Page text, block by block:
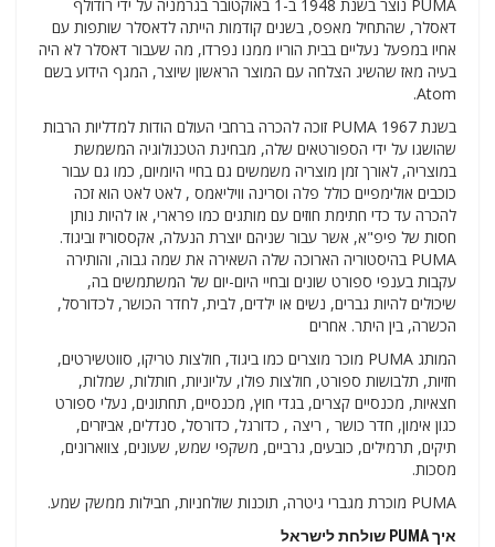
PUMA נוצר בשנת 1948 ב-1 באוקטובר בגרמניה על ידי רודולף
דאסלר, שהתחיל מאפס, בשנים קודמות הייתה לדאסלר שותפות עם
אחיו במפעל נעליים בבית הוריו ממנו נפרדו, מה שעבור דאסלר לא היה
בעיה מאז שהשיג הצלחה עם המוצר הראשון שיוצר, המגף הידוע בשם
Atom.
בשנת 1967 PUMA זוכה להכרה ברחבי העולם הודות למדליות הרבות
שהושגו על ידי הספורטאים שלה, מבחינת הטכנולוגיה המשמשת
במוצריה, לאורך זמן מוצריה משמשים גם בחיי היומיום, כמו גם עבור
כוכבים אולימפיים כולל פלה וסרינה וויליאמס , לאט לאט הוא זכה
להכרה עד כדי חתימת חוזים עם מותגים כמו פרארי, או להיות נותן
חסות של פיפ"א, אשר עבור שניהם יוצרת הנעלה, אקססוריז וביגוד.
PUMA בהיסטוריה הארוכה שלה השאירה את שמה גבוה, והותירה
עקבות בענפי ספורט שונים ובחיי היום-יום של המשתמשים בה,
שיכולים להיות גברים, נשים או ילדים, לבית, לחדר הכושר, לכדורסל,
הכשרה, בין היתר. אחרים
המותג PUMA מוכר מוצרים כמו ביגוד, חולצות טריקו, סווטשירטים,
חזיות, תלבושות ספורט, חולצות פולו, עליוניות, חותלות, שמלות,
חצאיות, מכנסיים קצרים, בגדי חוץ, מכנסיים, תחתונים, נעלי ספורט
כגון אימון, חדר כושר , ריצה , כדורגל, כדורסל, סנדלים, אביזרים,
תיקים, תרמילים, כובעים, גרביים, משקפי שמש, שעונים, צווארונים,
מסכות.
PUMA מוכרת מגברי גיטרה, תוכנות שולחניות, חבילות ממשק שמע.
איך PUMA שולחת לישראל